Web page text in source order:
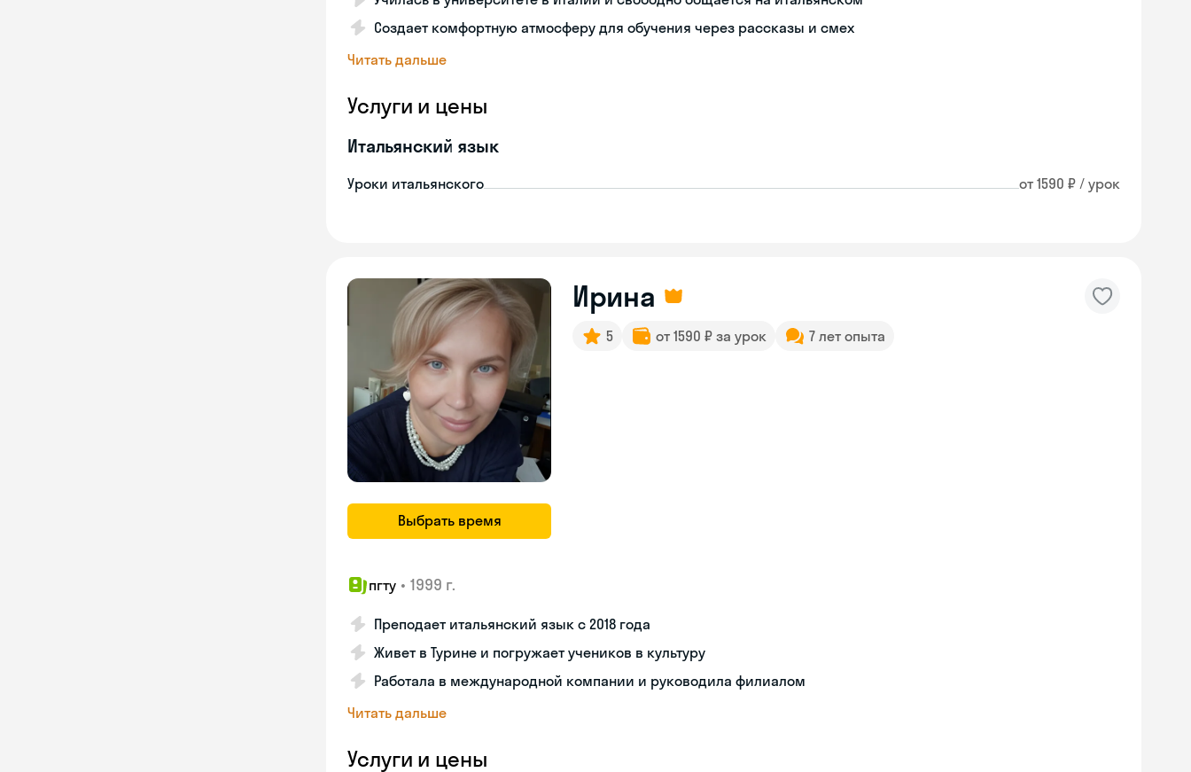
Создает комфортную атмосферу для обучения через рассказы и смех
Читать дальше
Услуги и цены
Итальянский язык
Уроки итальянского от 1590 ₽ / урок
Выбрать время
Ирина
5 от 1590 ₽ за урок 7 лет опыта
пгту • 1999 г.
Преподает итальянский язык с 2018 года
Живет в Турине и погружает учеников в культуру
Работала в международной компании и руководила филиалом
Читать дальше
Услуги и цены